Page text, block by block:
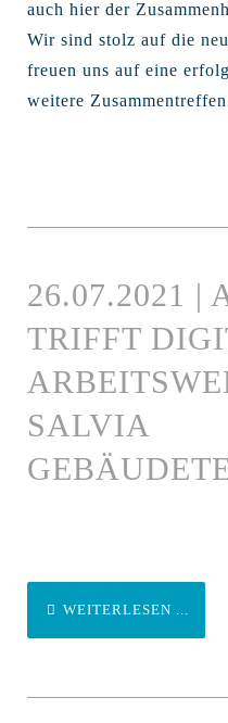
auch hier der
Wir sind stolz auf die
freuen uns auf eine
weitere
26.07.2021 |
TRIFFT
SALVIA
WEITERLESEN ...